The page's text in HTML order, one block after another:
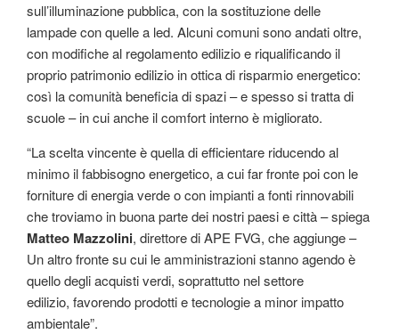
sull’illuminazione pubblica, con la sostituzione delle
lampade con quelle a led. Alcuni comuni sono andati oltre,
con modifiche al regolamento edilizio e riqualificando il
proprio patrimonio edilizio in ottica di risparmio energetico:
così la comunità beneficia di spazi – e spesso si tratta di
scuole – in cui anche il comfort interno è migliorato.
“La scelta vincente è quella di efficientare riducendo al
minimo il fabbisogno energetico, a cui far fronte poi con le
forniture di energia verde o con impianti a fonti rinnovabili
che troviamo in buona parte dei nostri paesi e città – spiega
Matteo Mazzolini, direttore di APE FVG, che aggiunge –
Un altro fronte su cui le amministrazioni stanno agendo è
quello degli acquisti verdi, soprattutto nel settore
edilizio, favorendo prodotti e tecnologie a minor impatto
ambientale”.